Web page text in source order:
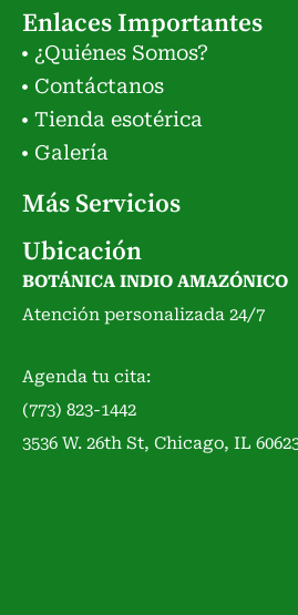
Enlaces Importantes
¿Quiénes Somos?
Contáctanos
Tienda esotérica
Galería
Más Servicios
Ubicación
BOTÁNICA INDIO AMAZÓNICO
Atención personalizada 24/7
Agenda tu cita:
(773) 823-1442
3536 W. 26th St, Chicago, IL